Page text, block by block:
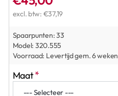
Spaarpunten:33
Model: 320.555
Voorraad: Levertijd gem. 6 weken
excl. btw: €37,19
Maat